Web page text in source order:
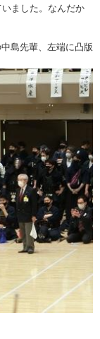
ました。なんだか
島先輩、左端に凸版